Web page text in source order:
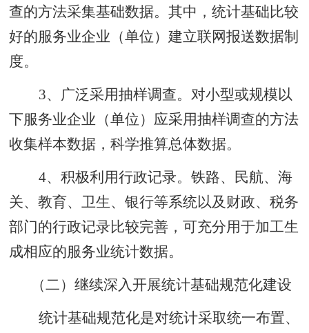
查的方法采集基础数据。其中，统计基础比较
好的服务业企业（单位）建立联网报送数据制
度。
3、广泛采用抽样调查。对小型或规模以
下服务业企业（单位）应采用抽样调查的方法
收集样本数据，科学推算总体数据。
4、积极利用行政记录。铁路、民航、海
关、教育、卫生、银行等系统以及财政、税务
部门的行政记录比较完善，可充分用于加工生
成相应的服务业统计数据。
（二）继续深入开展统计基础规范化建设
统计基础规范化是对统计采取统一布置、